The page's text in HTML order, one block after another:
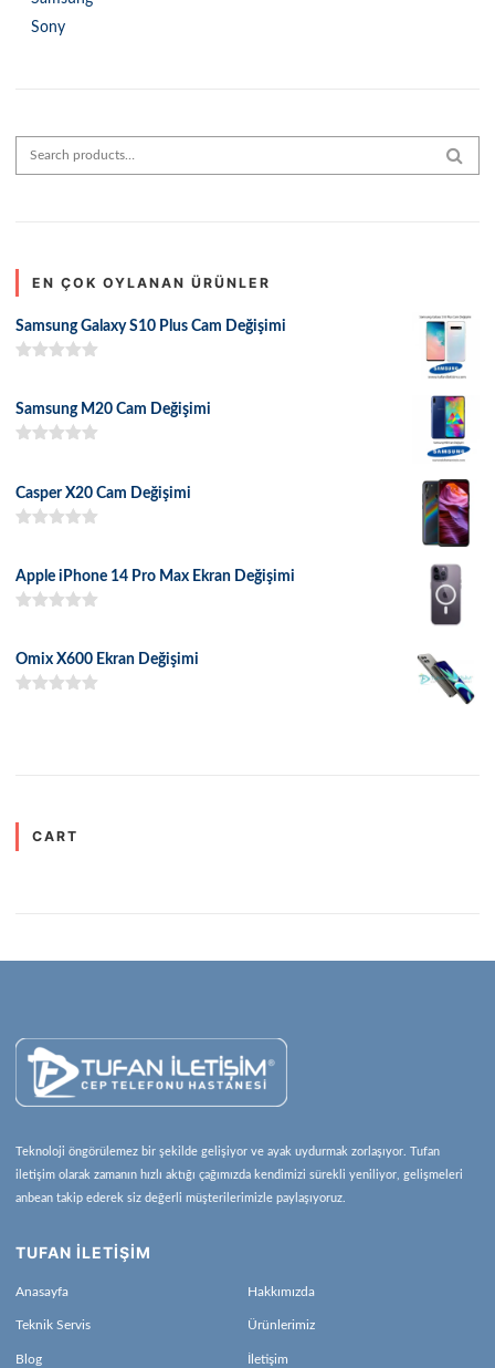
Sony
Search for:
EN ÇOK OYLANAN ÜRÜNLER
Samsung Galaxy S10 Plus Cam Değişimi
Samsung M20 Cam Değişimi
Casper X20 Cam Değişimi
Apple iPhone 14 Pro Max Ekran Değişimi
Omix X600 Ekran Değişimi
CART
Teknoloji öngörülemez bir şekilde gelişiyor ve ayak uydurmak zorlaşıyor. Tufan
iletişim olarak zamanın hızlı aktığı çağımızda kendimizi sürekli yeniliyor, gelişmeleri
anbean takip ederek siz değerli müşterilerimizle paylaşıyoruz.
TUFAN İLETİŞİM
Anasayfa Hakkımızda
Teknik Servis Ürünlerimiz
Blog İletişim